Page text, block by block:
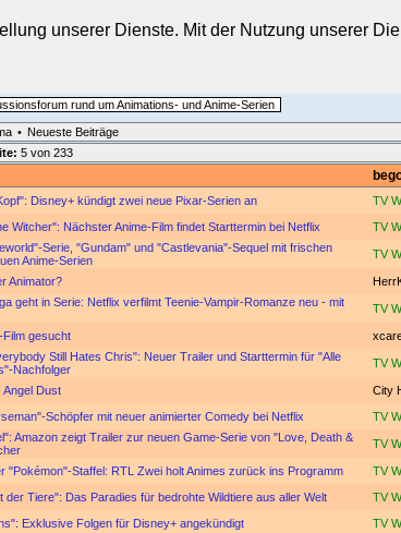
unserer Dienste. Mit der Nutzung unserer
von
rund um Animations- und Anime-Serien
• Neueste Beiträge
5 von 233
Disney+ kündigt zwei neue Pixar-Serien an TV
Witcher": Nächster Anime-Film findet Starttermin bei Netflix
TV
Serie, "Gundam" und "Castlevania"-Sequel mit frischen
Anime-Serien
TV
Animator?
geht in Serie: Netflix verfilmt Teenie-Vampir-Romanze neu - mit
TV
gesucht
Still Hates Chris": Neuer Trailer und Starttermin für "Alle
Nachfolger
TV
Angel Dust City
Schöpfer mit neuer animierter Comedy bei Netflix
TV
Amazon zeigt Trailer zur neuen Game-Serie von "Love, Death &
TV
"Pokémon"-Staffel: RTL Zwei holt Animes zurück ins Programm TV
der Tiere": Das Paradies für bedrohte Wildtiere aus aller Welt
TV
Exklusive Folgen für Disney+ angekündigt
TV